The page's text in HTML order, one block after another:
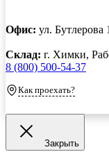
Офис: ул.
Склад: г. Химки,
8 (800) 500-54-37
Как проехать?
Закрыть